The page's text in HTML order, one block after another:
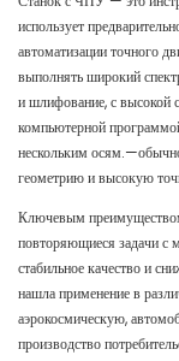
использует
автоматизации точного
выполнять широкий
и шлифование, с высокой
компьютерной
нескольким
геометрию и высокую
Ключевым
повторяющиеся задачи с
стабильное качество и
нашла применение в
аэрокосмическую,
производство